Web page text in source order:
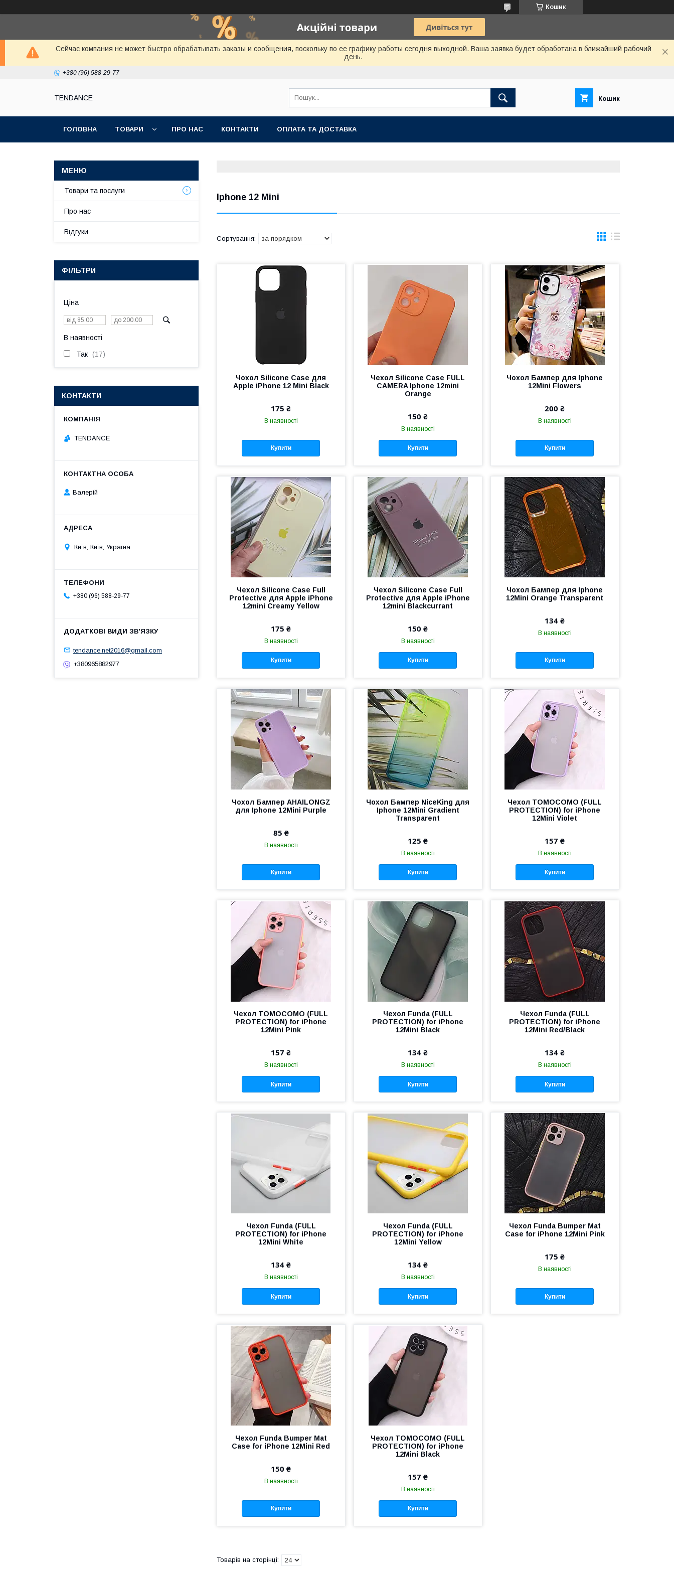
Кошик
Сейчас компания не может быстро обрабатывать заказы и сообщения, поскольку по ее графику работы сегодня выходной. Ваша заявка будет обработана в ближайший рабочий
день.
+380 (96) 588-29-77
TENDANCE Кошик
ГОЛОВНА ТОВАРИ ПРО НАС КОНТАКТИ ОПЛАТА ТА ДОСТАВКА
Iphone 12 Mini
Чохол Silicone Case для
Apple iPhone 12 Mini Black
175 ₴
В наявності
Купити
Чехол Silicone Case FULL
CAMERA Iphone 12mini
Orange
150 ₴
В наявності
Купити
Чохол Бампер для Iphone
12Mini Flowers
200 ₴
В наявності
Купити
Чехол Silicone Case Full
Protective для Apple iPhone
12mini Creamy Yellow
175 ₴
В наявності
Купити
Чехол Silicone Case Full
Protective для Apple iPhone
12mini Blackcurrant
150 ₴
В наявності
Купити
Чохол Бампер для Iphone
12Mini Orange Transparent
134 ₴
В наявності
Купити
Чохол Бампер AHAILONGZ
для Iphone 12Mini Purple
85 ₴
В наявності
Купити
Чохол Бампер NiceKing для
Iphone 12Mini Gradient
Transparent
125 ₴
В наявності
Купити
Чехол TOMOCOMO (FULL
PROTECTION) for iPhone
12Mini Violet
157 ₴
В наявності
Купити
Чехол TOMOCOMO (FULL
PROTECTION) for iPhone
12Mini Pink
157 ₴
В наявності
Купити
Чехол Funda (FULL
PROTECTION) for iPhone
12Mini Black
134 ₴
В наявності
Купити
Чехол Funda (FULL
PROTECTION) for iPhone
12Mini Red/Black
134 ₴
В наявності
Купити
Чехол Funda (FULL
PROTECTION) for iPhone
12Mini White
134 ₴
В наявності
Купити
Чехол Funda (FULL
PROTECTION) for iPhone
12Mini Yellow
134 ₴
В наявності
Купити
Чехол Funda Bumper Mat
Case for iPhone 12Mini Pink
175 ₴
В наявності
Купити
Чехол Funda Bumper Mat
Case for iPhone 12Mini Red
150 ₴
В наявності
Купити
Чехол TOMOCOMO (FULL
PROTECTION) for iPhone
12Mini Black
157 ₴
В наявності
Купити
Товари та послуги
Про нас
Відгуки
ФІЛЬТРИ
Ціна
В наявності
Так 17
КОНТАКТИ
TENDANCE
Валерій
Київ, Київ, Україна
+380 (96) 588-29-77
tendance.net2016@gmail.com
+380965882977